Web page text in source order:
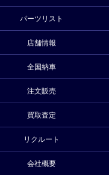
パーツリスト
店舗情報
全国納車
注文販売
買取査定
リクルート
会社概要